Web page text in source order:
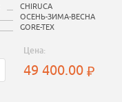
CHIRUCA
ОСЕНЬ-ЗИМА-ВЕСНА
GORE-TEX
Цена:
49 400.00